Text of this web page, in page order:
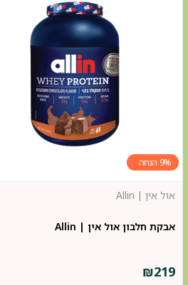
9%
אבקת חלבון אול אין | Allin
אול אין | Allin
₪219